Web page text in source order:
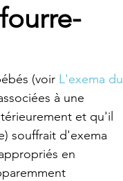
(voir L'exema du
à une
et qu'il
souffrait d'exema
en